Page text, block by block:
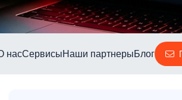
насСервисыНаши партнерыБлог